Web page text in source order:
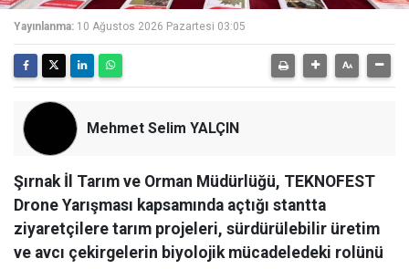
Yayınlanma: 10 Ağustos 2026 Pazartesi 03:05
Mehmet Selim YALÇIN
Şırnak İl Tarım ve Orman Müdürlüğü, TEKNOFEST
Drone Yarışması kapsamında açtığı stantta
ziyaretçilere tarım projeleri, sürdürülebilir üretim
ve avcı çekirgelerin biyolojik mücadeledeki rolünü